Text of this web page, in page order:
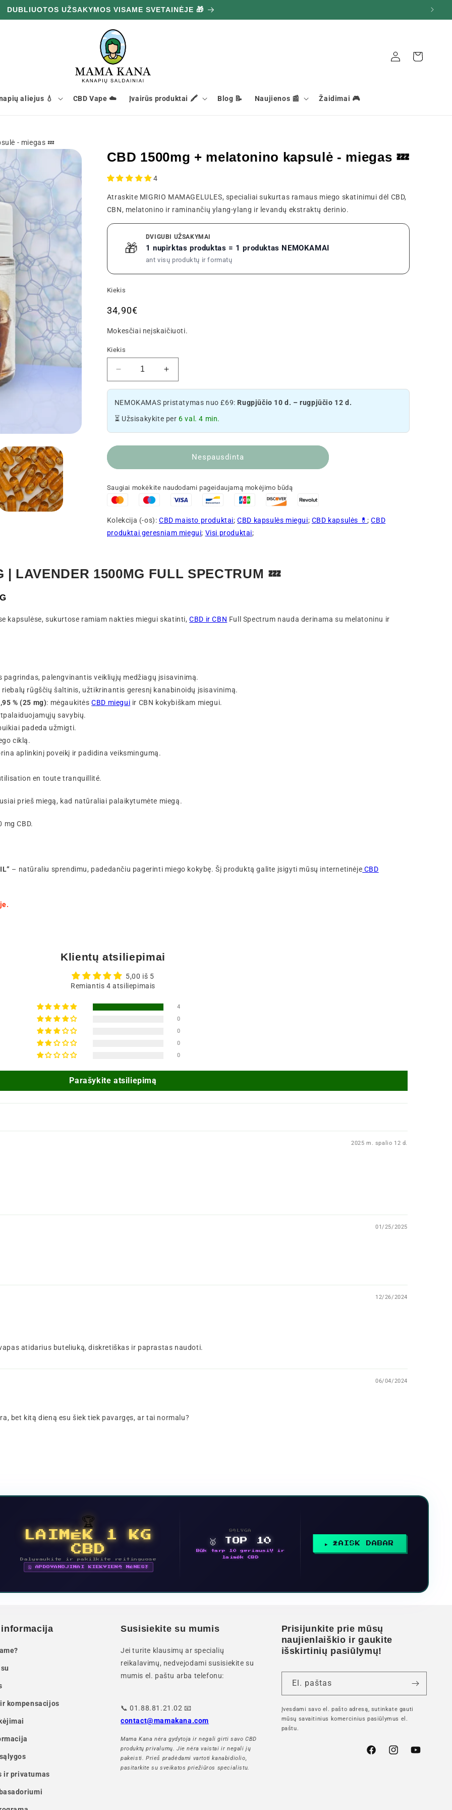
DUBLIUOTOS UŽSAKYMOS VISAME SVETAINĖJE 🎁
aliejus 💧 CBD Vape ☁️ Įvairūs produktai 🖍️ Blog 📝 Naujienos 📰 Žaidimai 🎮
Ryšys Krepšelis
- miegas 💤
CBD 1500mg + melatonino kapsulė - miegas 💤
4
Atraskite MIGRIO MAMAGELULES, specialiai sukurtas ramaus miego skatinimui dėl CBD,
CBN, melatonino ir raminančių ylang-ylang ir levandų ekstraktų derinio.
🎁
DVIGUBI UŽSAKYMAI
1 nupirktas produktas = 1 produktas NEMOKAMAI
ant visų produktų ir formatų
Kiekis
Įprastinė
34,90€
Mokesčiai neįskaičiuoti.
Kiekis
Sumažinkite
CBD
kapsulės
+
miegas
Padidinkite
CBD
kapsulės
kiekį
-
miegas
💤
NEMOKAMAS pristatymas nuo £69: Rugpjūčio 10 d. – rugpjūčio 12 d.
⏳ Užsisakykite per 6 val. 4 min.
Nespausdinta
Saugiai mokėkite naudodami pageidaujamą mokėjimo būdą
Kolekcija (-os): CBD maisto produktai;CBD kapsulės miegui; CBD kapsulės 💊;CBD
produktai geresniam miegui; Visi produktai;
LAVENDER 1500MG FULL SPECTRUM 💤
kapsulėse, sukurtose ramiam nakties miegui skatinti,CBD ir CBN Full Spectrum nauda derinama su melatoninu ir
pagrindas, palengvinantis veikliųjų medžiagų įsisavinimą.
riebalų rūgščių šaltinis, užtikrinantis geresnį kanabinoidų įsisavinimą.
% (25 mg): mėgaukitėsCBD miegui ir CBN kokybiškam miegui.
savybių.
padeda užmigti.
ciklą.
aplinkinį poveikį ir padidina veiksmingumą.
en toute tranquillité.
prieš miegą, kad natūraliai palaikytumėte miegą.
CBD.
– natūraliu sprendimu, padedančiu pagerinti miego kokybę. Šį produktą galite įsigyti mūsų internetinėje CBD
Klientų atsiliepimai
5,00 iš 5
Remiantis 4 atsiliepimais
4
0
0
0
0
Parašykite atsiliepimą
2025 m. spalio 12 d.
01/25/2025
12/26/2024
atidarius buteliuką, diskretiškas ir paprastas naudoti.
06/04/2024
bet kitą dieną esu šiek tiek pavargęs, ar tai normalu?
🏆
LAIMĖK 1 KG
CBD
Dalyvaukite ir pakilkite reitinguose
🗓 APDOVANOJIMAI KIEKVIENĄ MĖNESĮ
SĄLYGA
🥇 TOP 10
Būk tarp 10 geriausių ir
laimėk CBD
ŽAISK DABAR
kompensacijos
ir privatumas
Susisiekite su mumis
Jei turite klausimų ar specialių
reikalavimų, nedvejodami susisiekite su
mumis el. paštu arba telefonu:
📞 01.88.81.21.02 📧
contact@mamakana.com
Mama Kana nėra gydytoja ir negali girti savo CBD
produktų privalumų. Jie nėra vaistai ir negali jų
pakeisti. Prieš pradėdami vartoti kanabidiolio,
pasitarkite su sveikatos priežiūros specialistu.
Prisijunkite prie mūsų
naujienlaiškio ir gaukite
išskirtinių pasiūlymų!
El. paštas
Įvesdami savo el. pašto adresą, sutinkate gauti
mūsų savaitinius komercinius pasiūlymus el.
paštu.
"Facebook""Instagram""YouTube"